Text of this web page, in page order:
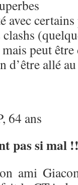
avec
clashs
peut être
d’être allé
64 ans
pas si mal
ami